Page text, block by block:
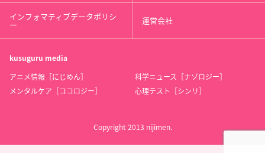
インフォマティブデータポリシ
ー 運営会社
kusuguru media
アニメ情報［にじめん］
科学ニュース［ナゾロジー］
メンタルケア［ココロジー］
心理テスト［シンリ］
Copyright 2013 nijimen.